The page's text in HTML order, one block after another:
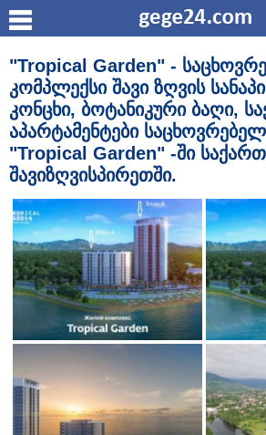
"Tropical Garden" -
კომპლექსი შავი ზღვის
კონცხი, ბოტანიკური ბაღი,
აპარტამენტები
"Tropical Garden" -ში
შავიზღვისპირეთში.